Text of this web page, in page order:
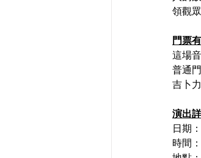
領觀
門票
這場
普通
吉卜
演出
日期
時間